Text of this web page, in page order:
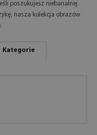
poszukujesz niebanalnej
nasza kolekcja obrazów
Kategorie